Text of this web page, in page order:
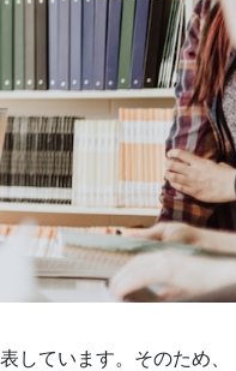
しています。そのため、